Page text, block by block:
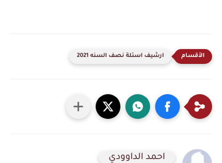
ارشيف اسئلة نصف السنه 2021
احمد الداوودي